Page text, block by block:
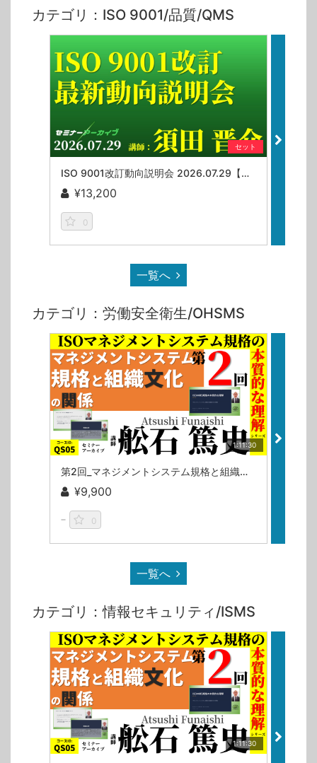
カテゴリ：ISO 9001/品質/QMS
セット
ISO 9001改訂動向説明会 2026.07.29【セミナーアーカイブ】
¥13,200
0
一覧へ
カテゴリ：労働安全衛生/OHSMS
1:11:30
第2回_マネジメントシステム規格と組織文化の関係（ISOマネジメントシステム規格の本質的な理解シリーズ）/舩石篤史
¥9,900
0
一覧へ
カテゴリ：情報セキュリティ/ISMS
1:11:30